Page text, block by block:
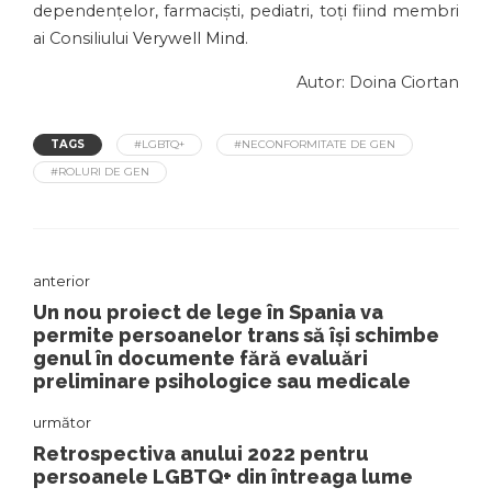
dependențelor, farmaciști, pediatri, toți fiind membri
ai Consiliului Verywell Mind.
Autor: Doina Ciortan
TAGS #LGBTQ+
#NECONFORMITATE DE GEN
#ROLURI DE GEN
anterior
Un nou proiect de lege în Spania va
permite persoanelor trans să își schimbe
genul în documente fără evaluări
preliminare psihologice sau medicale
următor
Retrospectiva anului 2022 pentru
persoanele LGBTQ+ din întreaga lume